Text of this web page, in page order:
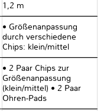
1,2 m
• Größenanpassung
durch verschiedene
Chips: klein/mittel
• 2 Paar Chips zur
Größenanpassung
(klein/mittel) • 2 Paar
Ohren-Pads